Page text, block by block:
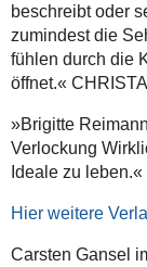
beschreibt oder
zumindest die
fühlen durch die
öffnet.«
»Brigitte
Verlockung
Ideale zu
Hier weitere
Carsten Gansel